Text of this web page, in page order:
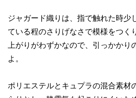
ジャガード織りは、指で触れた時少
ている程のさりげなさで模様をつく
上がりがわずかなので、引っかかり
よ。
ポリエステルとキュプラの混合素材